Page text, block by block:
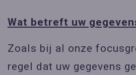
Wat betreft uw
Zoals bij al onze
regel dat uw gegevens